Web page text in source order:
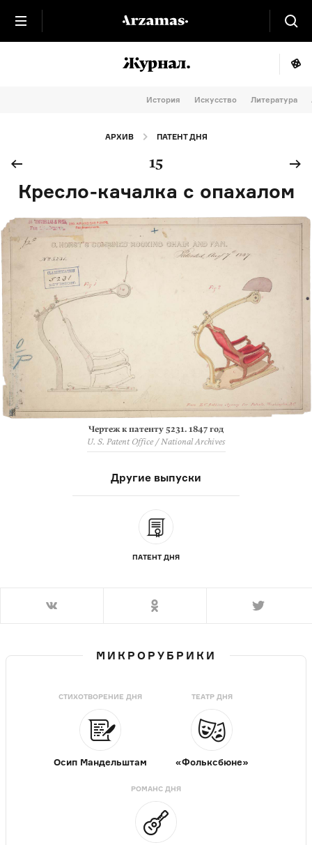
История Искусство Литература
АРХИВ ПАТЕНТ ДНЯ
15
Кресло-качалка с опахалом
Чертеж к патенту 5231. 1847 год
U. S. Patent Office / National Archives
Другие выпуски
ПАТЕНТ ДНЯ
МИКРОРУБРИКИ
СТИХОТВОРЕНИЕ ДНЯ
Осип Мандельштам
ТЕАТР ДНЯ
«Фольксбюне»
РОМАНС ДНЯ